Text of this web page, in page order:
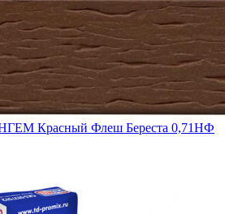
Красный Флеш Береста 0,71НФ